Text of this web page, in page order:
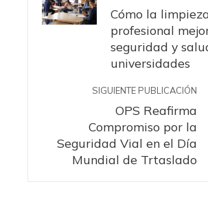
Cómo la
profesional
seguridad y
universidades
SIGUIENTE PUBLICACIÓN
OPS Reafirma
Compromiso por la
Seguridad Vial en el Día
Mundial de Trtaslado